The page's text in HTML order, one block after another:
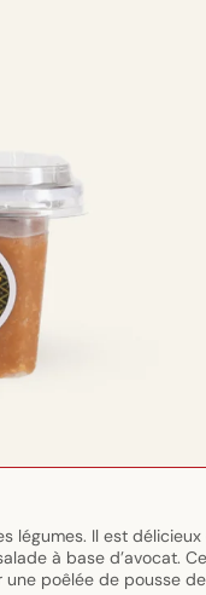
légumes. Il est
à base d’avocat.
poêlée de pousse